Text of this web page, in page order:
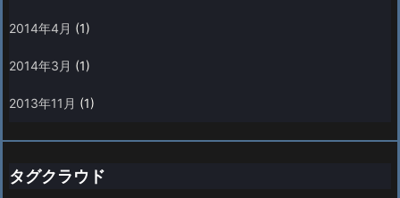
2014年4月 (1)
2014年3月 (1)
2013年11月 (1)
タグクラウド